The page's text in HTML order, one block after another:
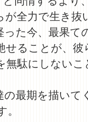
が全力で生き抜
った今、最果て
せることが、彼
無駄にしないこ
の最期を描いて
。